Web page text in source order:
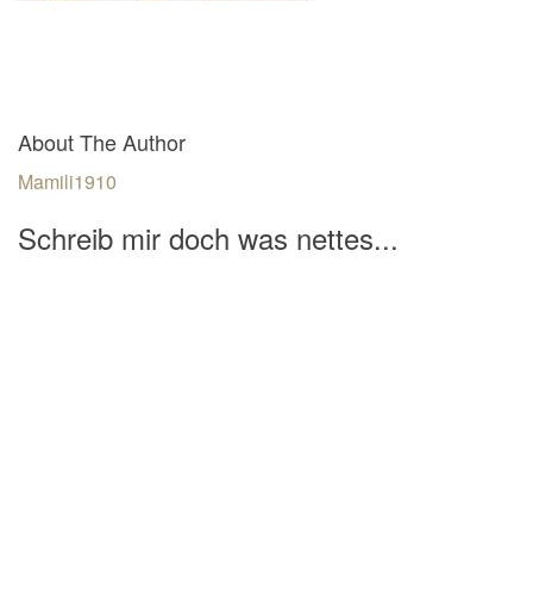
About The Author
Mamili1910
Schreib mir doch was nettes...